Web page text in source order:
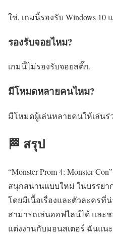
ใช่, เกมนี้รองรับ Windows 10
รองรับจอยไหม?
เกมนี้ไม่รองรับจอยสติ๊ก.
มีโหมดหลายคนไหม?
มีโหมดผู้เล่นหลายคนให้เล่นร่
🏁 สรุป
“Monster Prom 4: Monster
สนุกสนานแบบใหม่ ในบรรยา
โดยมีเนื้อเรื่องและตัวละคร
สามารถเล่นออฟไลน์ได้ และ
แต่งงานกับมอนสเตอร์ ฉันแน